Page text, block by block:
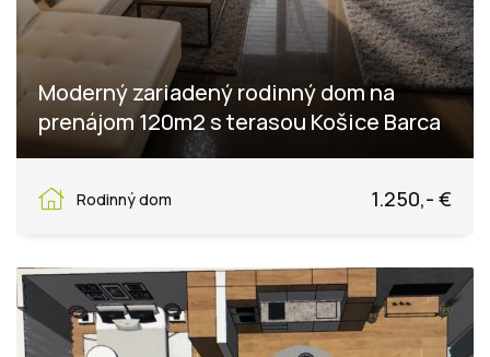
Moderný zariadený rodinný dom na
prenájom 120m2 s terasou Košice Barca
Rodinný dom
1.250,- €